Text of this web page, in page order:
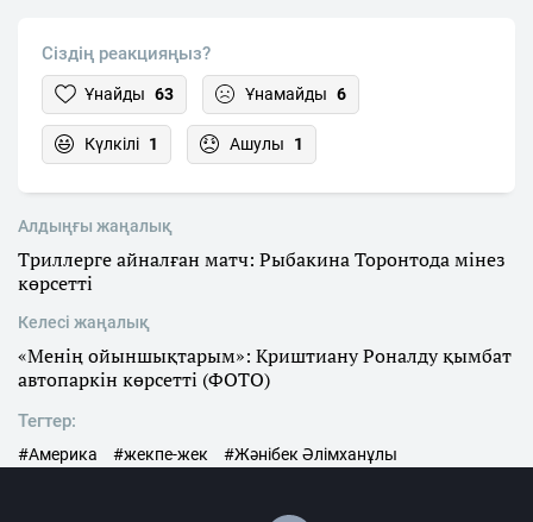
Сіздің реакцияңыз?
Ұнайды 63 Ұнамайды 6
Күлкілі 1 Ашулы 1
Алдыңғы жаңалық
Триллерге айналған матч: Рыбакина Торонтода мінез
көрсетті
Келесі жаңалық
«Менің ойыншықтарым»: Криштиану Роналду қымбат
автопаркін көрсетті (ФОТО)
Тегтер:
#Америка #жекпе-жек #Жәнібек Әлімханұлы